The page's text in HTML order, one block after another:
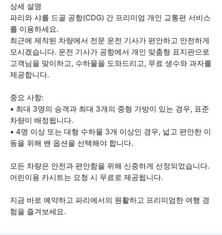
상세 설명
파리와 샤를 드골 공항(CDG) 간 프리미엄 개인 교통편 서비스
를 이용하세요.
최근에 제작된 차량에서 전문 운전 기사가 편안하고 안전하게
모시겠습니다. 운전 기사가 공항에서 개인 맞춤형 표지판으로
고객님을 맞이하고, 수하물을 도와드리고, 무료 생수와 과자를
제공합니다.
중요 사항:
• 최대 3명의 승객과 최대 3개의 중형 가방이 있는 경우, 표준
차량이 배정됩니다.
• 4명 이상 또는 대형 수하물 3개 이상인 경우, 넓고 편안한 이
동을 위해 밴 옵션을 선택해야 합니다.
모든 차량은 안전과 편안함을 위해 신중하게 선정되었습니다.
어린이용 카시트는 요청 시 무료로 제공됩니다.
지금 바로 예약하고 파리에서의 원활하고 프리미엄한 여행 경
험을 즐겨보세요.